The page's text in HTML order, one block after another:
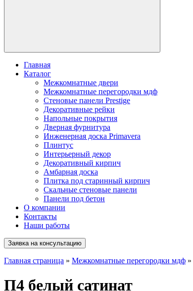
Главная
Каталог
Межкомнатные двери
Межкомнатные перегородки мдф
Стеновые панели Prestige
Декоративные рейки
Напольные покрытия
Дверная фурнитура
Инженерная доска Primavera
Плинтус
Интерьерный декор
Декоративный кирпич
Амбарная доска
Плитка под старинный кирпич
Скальные стеновые панели
Панели под бетон
О компании
Контакты
Наши работы
Заявка на консультацию
Главная страница » Межкомнатные перегородки мдф »
П4 белый сатинат